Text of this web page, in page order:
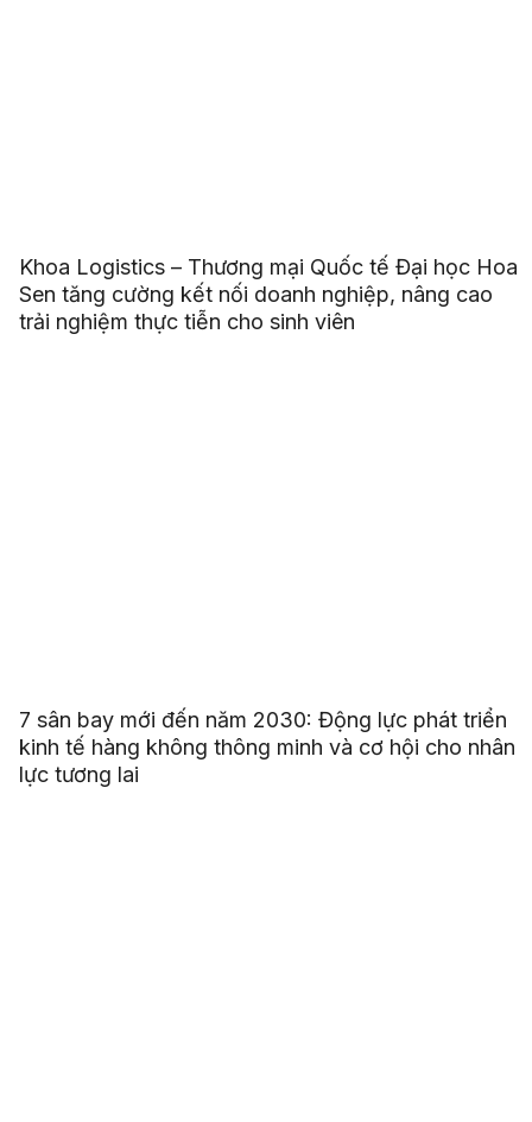
Khoa Logistics – Thương mại Quốc tế Đại học Hoa
Sen tăng cường kết nối doanh nghiệp, nâng cao
trải nghiệm thực tiễn cho sinh viên
7 sân bay mới đến năm 2030: Động lực phát triển
kinh tế hàng không thông minh và cơ hội cho nhân
lực tương lai